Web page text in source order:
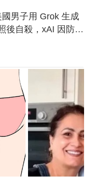
男子用 Grok 生成
後自殺，xAI 因防護